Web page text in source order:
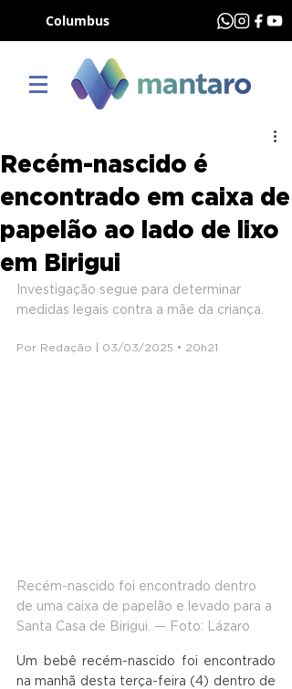
Columbus
Recém-nascido é
encontrado em caixa de
papelão ao lado de lixo
em Birigui
Investigação segue para determinar
medidas legais contra a mãe da criança.
Por Redação | 03/03/2025 • 20h21
Recém-nascido foi encontrado dentro
de uma caixa de papelão e levado para a
Santa Casa de Birigui. — Foto: Lázaro
Um bebê recém-nascido foi encontrado
na manhã desta terça-feira (4) dentro de